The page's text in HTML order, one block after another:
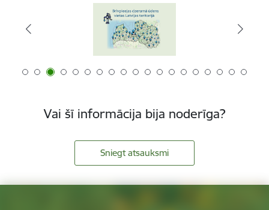
Vai šī informācija bija noderīga?
Sniegt atsauksmi